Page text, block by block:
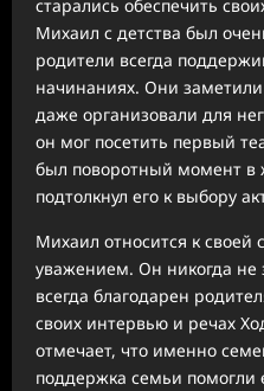
старались обеспечить
Михаил с детства был
родители всегда
начинаниях. Они заметили
даже организовали для
он мог посетить первый
был поворотный момент в
подтолкнул его к выбору
Михаил относится к
уважением. Он никогда не
всегда благодарен
своих интервью и речах
отмечает, что именно
поддержка семьи